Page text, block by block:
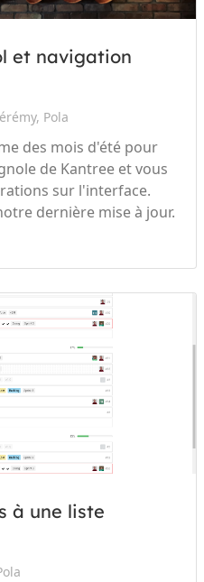
et navigation
Pola
des mois d'été pour
de Kantree et vous
sur l'interface.
dernière mise à jour.
à une liste